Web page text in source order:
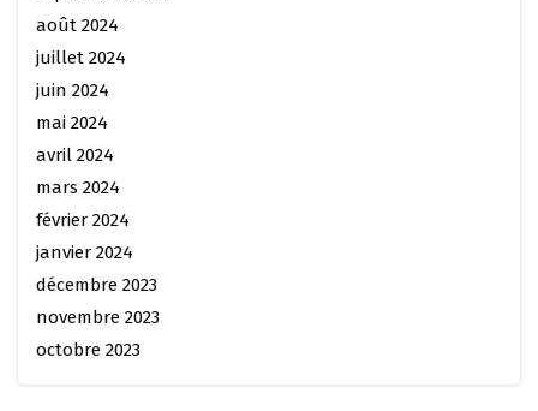
août 2024
juillet 2024
juin 2024
mai 2024
avril 2024
mars 2024
février 2024
janvier 2024
décembre 2023
novembre 2023
octobre 2023